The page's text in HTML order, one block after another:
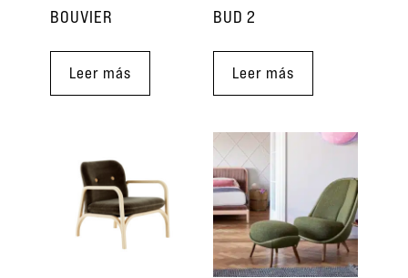
BOUVIER
Leer más
BUD 2
Leer más